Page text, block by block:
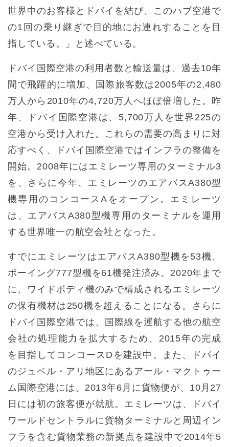
世界中のお客様とドバイを結び、このハブ空港で
の1回の乗り継ぎで目的地にお連れすることを目
指している。」と述べている。
ドバイ国際空港の利用者数と輸送量は、過去10年
間で飛躍的に増加、国際旅客数は2005年の2,480
万人から2010年の4,720万人へほぼ倍増した。昨
年、ドバイ国際空港は、5,700万人を世界225の
空港から受け入れた。これらの需要の高まりに対
応すべく、ドバイ国際空港ではインフラの整備を
開始。2008年にはエミレーツ専用のターミナル3
を、さらに今年、エミレーツのエアバスA380型
機専用のコンコースAをオープン。エミレーツ
は、エアバスA380型機専用のターミナルを運用
する世界唯一の航空会社となった。
すでにエミレーツはエアバスA380型機を53機、
ボーイング777型機を61機発注済み。2020年まで
に、ワイドボディ機のみで構成されるエミレーツ
の保有機材は250機を超えることになる。さらに
ドバイ国際空港では、国際線を運航する他の航空
会社の処理能力を拡大するため、2015年の完成
を目指してコンコースDを建設中。また、ドバイ
のジュベル・アリ地区にあるアール・マクトゥー
ム国際空港には、2013年6月に貨物便が、10月27
日には初の旅客便が就航。エミレーツは、ドバイ
ワールドセントラルに貨物ターミナルと周辺イン
フラを含む貨物業務の新拠点を建設中で2014年5